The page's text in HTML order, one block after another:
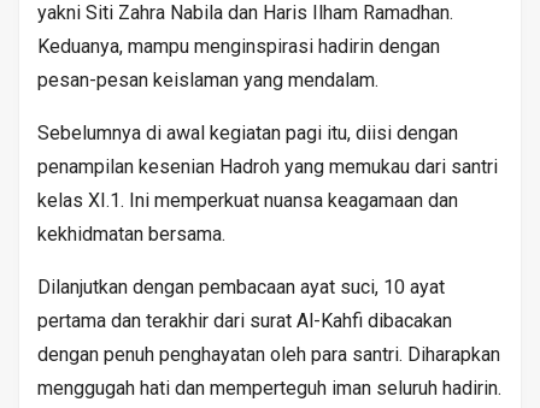
yakni Siti Zahra Nabila dan Haris Ilham Ramadhan.
Keduanya, mampu menginspirasi hadirin dengan
pesan-pesan keislaman yang mendalam.
Sebelumnya di awal kegiatan pagi itu, diisi dengan
penampilan kesenian Hadroh yang memukau dari santri
kelas XI.1. Ini memperkuat nuansa keagamaan dan
kekhidmatan bersama.
Dilanjutkan dengan pembacaan ayat suci, 10 ayat
pertama dan terakhir dari surat Al-Kahfi dibacakan
dengan penuh penghayatan oleh para santri. Diharapkan
menggugah hati dan memperteguh iman seluruh hadirin.